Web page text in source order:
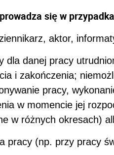
się w
aktor,
dla danej pracy
i zakończenia;
pracy,
w momencie jej
w różnych okresach)
pracy (np. przy pracy